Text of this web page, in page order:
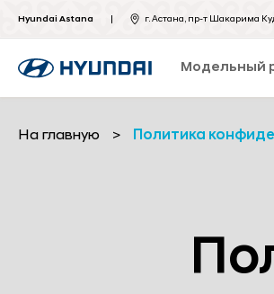
Hyundai Astana г. Астана, пр-т Шакарима
Модельный
На главную > Политика